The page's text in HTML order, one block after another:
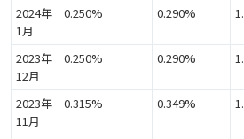
2024年
1月
0.250% 0.290%
2023年
12月
0.250% 0.290%
2023年
11月
0.315% 0.349%